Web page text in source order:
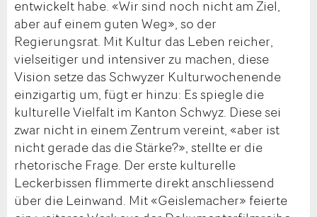
entwickelt habe. «Wir sind noch nicht am Ziel,
aber auf einem guten Weg», so der
Regierungsrat. Mit Kultur das Leben reicher,
vielseitiger und intensiver zu machen, diese
Vision setze das Schwyzer Kulturwochenende
einzigartig um, fügt er hinzu: Es spiegle die
kulturelle Vielfalt im Kanton Schwyz. Diese sei
zwar nicht in einem Zentrum vereint, «aber ist
nicht gerade das die Stärke?», stellte er die
rhetorische Frage. Der erste kulturelle
Leckerbissen flimmerte direkt anschliessend
über die Leinwand. Mit «Geislemacher» feierte